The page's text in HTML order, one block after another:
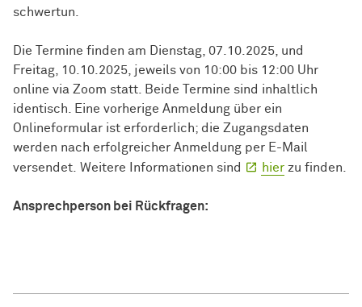
schwertun.
Die Termine finden am Dienstag, 07.10.2025, und
Freitag, 10.10.2025, jeweils von 10:00 bis 12:00 Uhr
online via Zoom statt. Beide Termine sind inhaltlich
identisch. Eine vorherige Anmeldung über ein
Onlineformular ist erforderlich; die Zugangsdaten
werden nach erfolgreicher Anmeldung per E-Mail
versendet. Weitere Informationen sind
hier zu finden.
Ansprechperson bei Rückfragen: